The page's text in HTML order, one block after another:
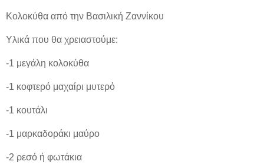
Κολοκύθα από την Βασιλική Ζαννίκου
Υλικά που θα χρειαστούμε:
-1 μεγάλη κολοκύθα
-1 κοφτερό μαχαίρι μυτερό
-1 κουτάλι
-1 μαρκαδοράκι μαύρο
-2 ρεσό ή φωτάκια